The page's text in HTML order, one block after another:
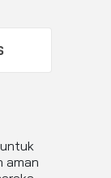
aman